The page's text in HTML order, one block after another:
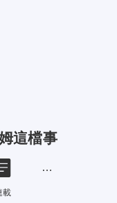
這檔事
載